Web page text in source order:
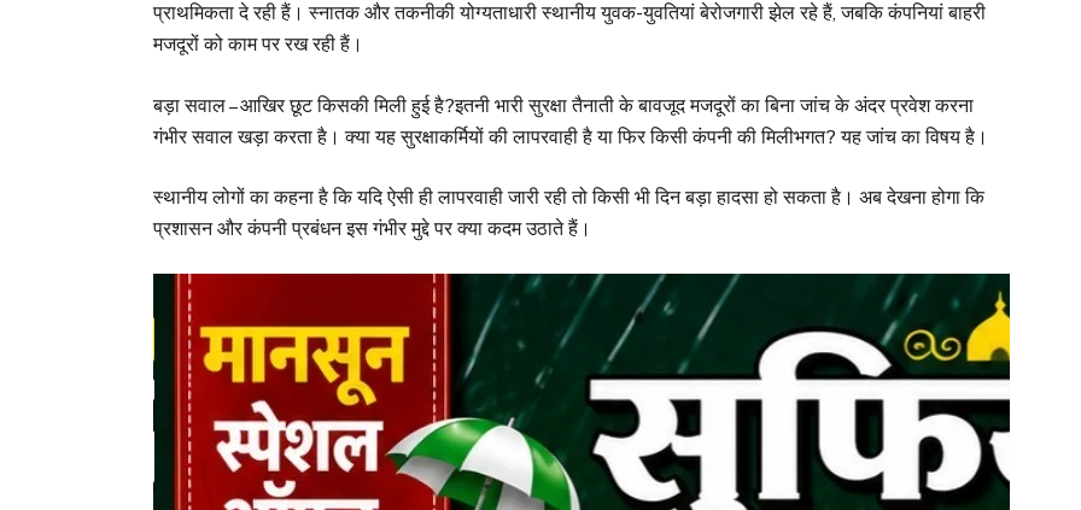
प्राथमिकता दे रही हैं। स्नातक और तकनीकी योग्यताधारी स्थानीय युवक-युवतियां बेरोजगारी झेल रहे हैं, जबकि कंपनियां बाहरी
मजदूरों को काम पर रख रही हैं।
बड़ा सवाल – आखिर छूट किसकी मिली हुई है?इतनी भारी सुरक्षा तैनाती के बावजूद मजदूरों का बिना जांच के अंदर प्रवेश करना
गंभीर सवाल खड़ा करता है। क्या यह सुरक्षाकर्मियों की लापरवाही है या फिर किसी कंपनी की मिलीभगत? यह जांच का विषय है।
स्थानीय लोगों का कहना है कि यदि ऐसी ही लापरवाही जारी रही तो किसी भी दिन बड़ा हादसा हो सकता है। अब देखना होगा कि
प्रशासन और कंपनी प्रबंधन इस गंभीर मुद्दे पर क्या कदम उठाते हैं।